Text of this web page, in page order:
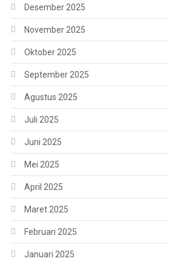
Desember 2025
November 2025
Oktober 2025
September 2025
Agustus 2025
Juli 2025
Juni 2025
Mei 2025
April 2025
Maret 2025
Februari 2025
Januari 2025